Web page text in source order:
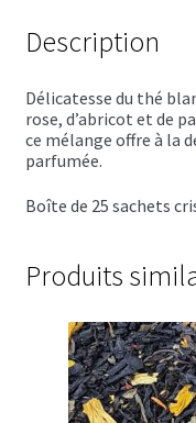
Bières régionales
Coffrets boissons
Mélanges pour
Rhums arrangés
Cafés aromatisés
Calendriers de l’Avent
Description
Délicatesse du thé
rose, d’abricot et de
ce mélange offre à la
parfumée.
Boîte de 25 sachets
Produits